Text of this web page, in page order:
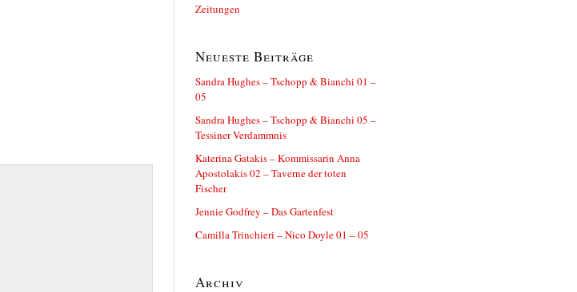
Zeitungen
Neueste Beiträge
Sandra Hughes – Tschopp & Bianchi 01 –
05
Sandra Hughes – Tschopp & Bianchi 05 –
Tessiner Verdammnis
Katerina Gatakis – Kommissarin Anna
Apostolakis 02 – Taverne der toten
Fischer
Jennie Godfrey – Das Gartenfest
Camilla Trinchieri – Nico Doyle 01 – 05
Archiv